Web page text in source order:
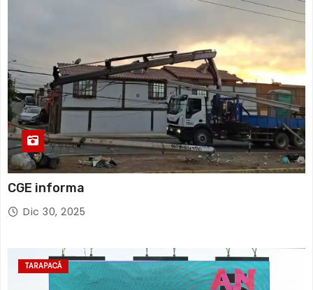
CGE informa
Dic 30, 2025
TARAPACÁ